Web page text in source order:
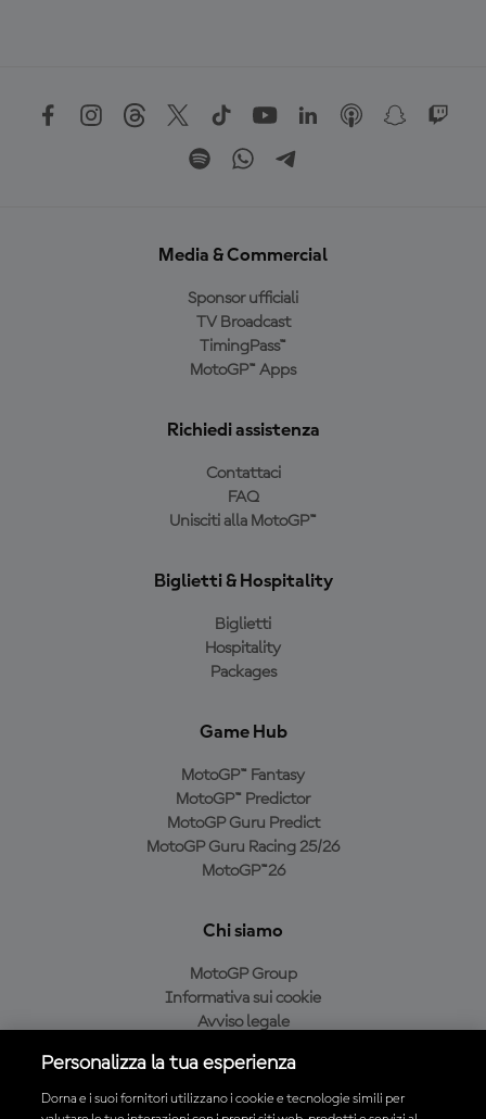
Media & Commercial
Sponsor ufficiali
TV Broadcast
TimingPass™
MotoGP™ Apps
Richiedi assistenza
Contattaci
FAQ
Unisciti alla MotoGP™
Biglietti & Hospitality
Biglietti
Hospitality
Packages
Game Hub
MotoGP™ Fantasy
MotoGP™ Predictor
MotoGP Guru Predict
MotoGP Guru Racing 25/26
MotoGP™26
Chi siamo
MotoGP Group
Informativa sui cookie
Avviso legale
Condizioni di acquisto
Personalizza la tua esperienza
Dorna e i suoi fornitori utilizzano i cookie e tecnologie simili per